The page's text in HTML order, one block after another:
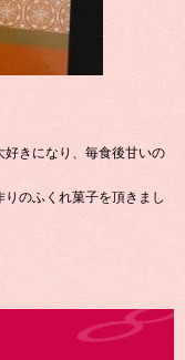
きになり、毎食後甘いの
のふくれ菓子を頂きまし